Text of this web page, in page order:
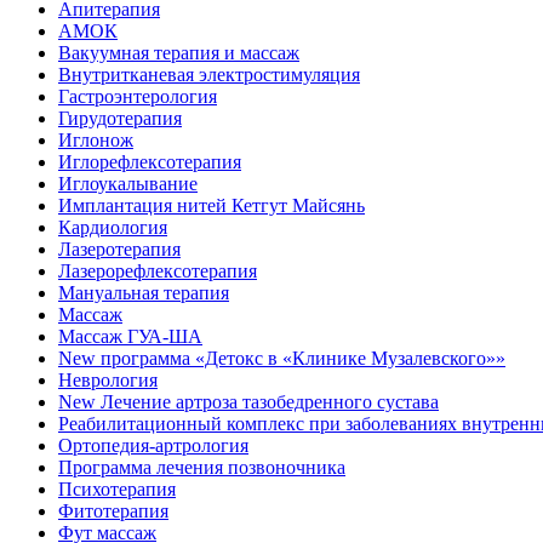
Апитерапия
АМОК
Вакуумная терапия и массаж
Внутритканевая электростимуляция
Гастроэнтерология
Гирудотерапия
Иглонож
Иглорефлексотерапия
Иглоукалывание
Имплантация нитей Кетгут Майсянь
Кардиология
Лазеротерапия
Лазерорефлексотерапия
Мануальная терапия
Массаж
Массаж ГУА-ША
New программа «Детокс в «Клинике Музалевского»»
Неврология
New Лечение артроза тазобедренного сустава
Реабилитационный комплекс при заболеваниях
Ортопедия-артрология
Программа лечения позвоночника
Психотерапия
Фитотерапия
Фут массаж